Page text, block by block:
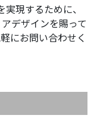
現するために、
デザインを賜って
にお問い合わせく